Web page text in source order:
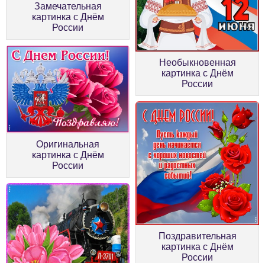
Замечательная
картинка с Днём
России
Необыкновенная
картинка с Днём
России
Оригинальная
картинка с Днём
России
Поздравительная
картинка с Днём
России